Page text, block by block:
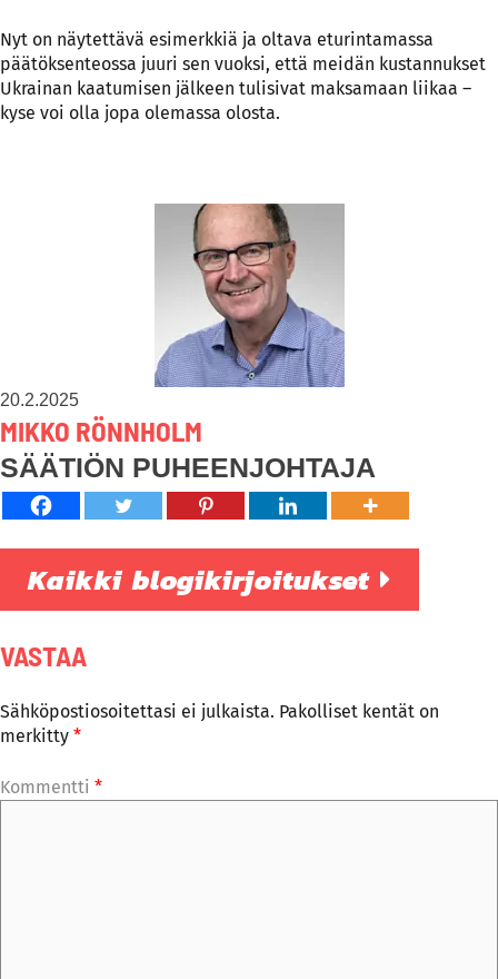
Nyt on näytettävä esimerkkiä ja oltava eturintamassa
päätöksenteossa juuri sen vuoksi, että meidän kustannukset
Ukrainan kaatumisen jälkeen tulisivat maksamaan liikaa –
kyse voi olla jopa olemassa olosta.
20.2.2025
MIKKO RÖNNHOLM
SÄÄTIÖN PUHEENJOHTAJA
Kaikki blogikirjoitukset
VASTAA
Sähköpostiosoitettasi ei julkaista. Pakolliset kentät on
merkitty *
Kommentti *